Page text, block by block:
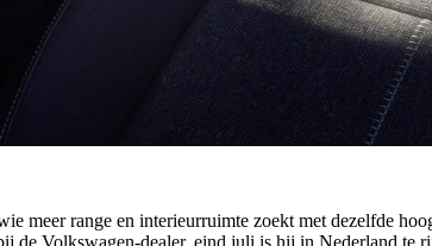
meer range en interieurruimte zoekt met dezelfde
de Volkswagen-dealer, eind juli is hij in Nederland te